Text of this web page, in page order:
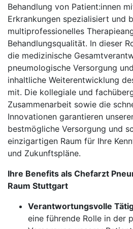
Behandlung von Patient:innen
Erkrankungen spezialisiert und
multiprofessionelles
Behandlungsqualität. In dieser
die medizinische
pneumologische Versorgung
inhaltliche Weiterentwicklung
mit. Die kollegiale und
Zusammenarbeit sowie die
Innovationen garantieren
bestmögliche Versorgung und
einzigartigen Raum für Ihre
und Zukunftspläne.
Ihre Benefits als Chefarzt
Raum Stuttgart
Verantwortungsvolle
eine führende Rolle in der